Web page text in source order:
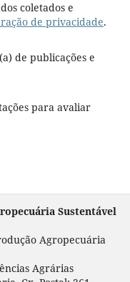
de privacidade.
Sustentável
Agropecuária
Agrárias